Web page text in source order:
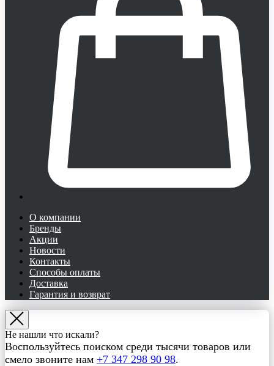
О компании
Бренды
Акции
Новости
Контакты
Способы оплаты
Доставка
Гарантия и возврат
Не нашли что искали?
Воспользуйтесь поиском среди тысячи товаров или
смело звоните нам +7 347 298 90 98.